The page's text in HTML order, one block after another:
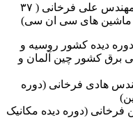
مهندس علی فرخانی ( ۳۷
ماشین های سی ان سی)
دیده کشور روسیه و
برق کشور چین آلمان و
هادی فرخانی (دوره
(دوره دیده مکانیک